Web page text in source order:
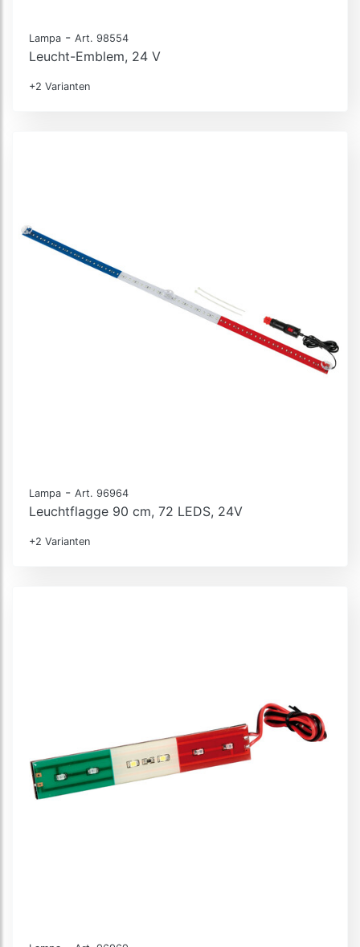
Lampa - Art. 98554
Leucht-Emblem, 24 V
+2 Varianten
Lampa - Art. 96964
Leuchtflagge 90 cm, 72 LEDS, 24V
+2 Varianten